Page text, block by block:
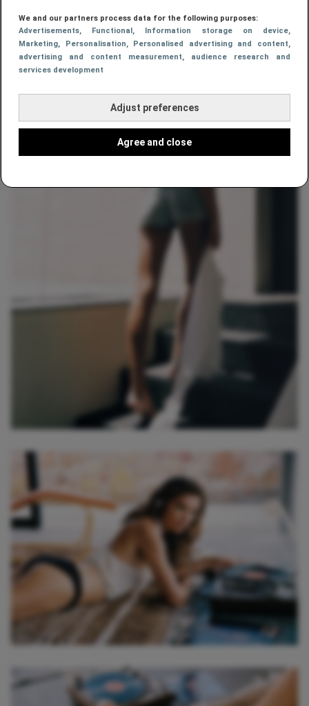
We and our partners process data for the following purposes:
Advertisements, Functional , Information storage on device,
Marketing, Personalisation, Personalised advertising and content,
advertising and content measurement, audience research and
services development
Adjust preferences
Agree and close